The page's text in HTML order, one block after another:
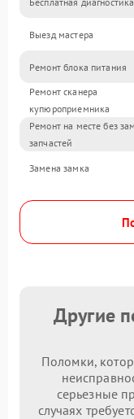
Выезд мастера
Ремонт блока питания
Ремонт сканера
купюроприемника
Ремонт на месте без
запчастей
Замена замка
Другие
Поломки,
серьезные
случаях